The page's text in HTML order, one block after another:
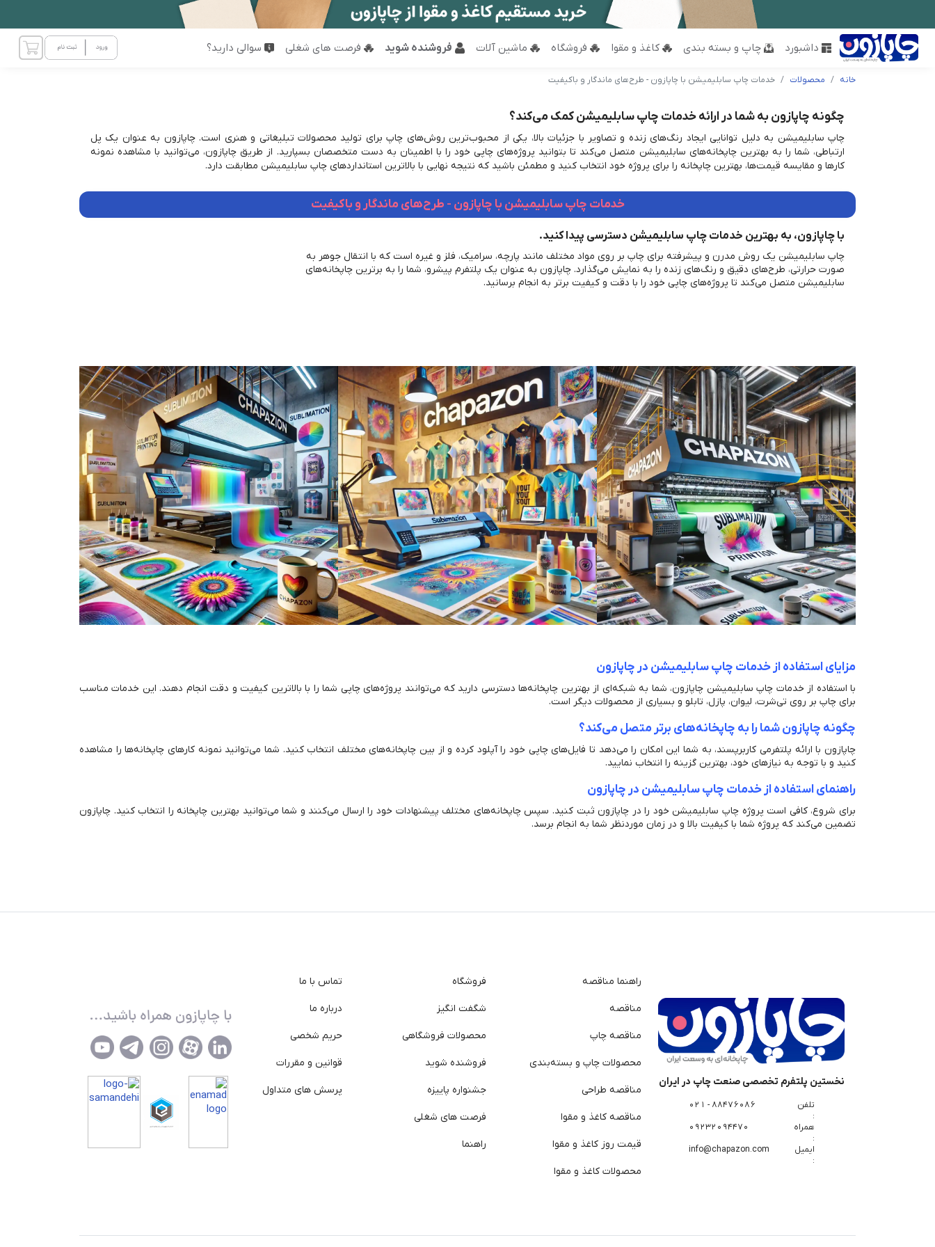
داشبورد چاپ و بسته بندی کاغذ و مقوا فروشگاه ماشین آلات فروشنده شوید فرصت های شغلی سوالی دارید؟
خانه محصولات خدمات چاپ سابلیمیشن با چاپازون - طرح‌های ماندگار و باکیفیت
چگونه چاپازون به شما در ارائه خدمات چاپ سابلیمیشن کمک می‌کند؟
چاپ سابلیمیشن به دلیل توانایی ایجاد رنگ‌های زنده و تصاویر با جزئیات بالا، یکی از محبوب‌ترین روش‌های چاپ برای تولید محصولات تبلیغاتی و هنری است. چاپازون به عنوان یک پل
ارتباطی، شما را به بهترین چاپخانه‌های سابلیمیشن متصل می‌کند تا بتوانید پروژه‌های چاپی خود را با اطمینان به دست متخصصان بسپارید. از طریق چاپازون، می‌توانید با مشاهده نمونه
کارها و مقایسه قیمت‌ها، بهترین چاپخانه را برای پروژه خود انتخاب کنید و مطمئن باشید که نتیجه نهایی با بالاترین استانداردهای چاپ سابلیمیشن مطابقت دارد.
خدمات چاپ سابلیمیشن با چاپازون - طرح‌های ماندگار و باکیفیت
با چاپازون، به بهترین خدمات چاپ سابلیمیشن دسترسی پیدا کنید.
چاپ سابلیمیشن یک روش مدرن و پیشرفته برای چاپ بر روی مواد مختلف مانند پارچه، سرامیک، فلز و غیره است که با انتقال جوهر به
صورت حرارتی، طرح‌های دقیق و رنگ‌های زنده را به نمایش می‌گذارد. چاپازون به عنوان یک پلتفرم پیشرو، شما را به برترین چاپخانه‌های
سابلیمیشن متصل می‌کند تا پروژه‌های چاپی خود را با دقت و کیفیت برتر به انجام برسانید.
مزایای استفاده از خدمات چاپ سابلیمیشن در چاپازون
با استفاده از خدمات چاپ سابلیمیشن چاپازون، شما به شبکه‌ای از بهترین چاپخانه‌ها دسترسی دارید که می‌توانند پروژه‌های چاپی شما را با بالاترین کیفیت و دقت انجام دهند. این خدمات مناسب
برای چاپ بر روی تی‌شرت، لیوان، پازل، تابلو و بسیاری از محصولات دیگر است.
چگونه چاپازون شما را به چاپخانه‌های برتر متصل می‌کند؟
چاپازون با ارائه پلتفرمی کاربرپسند، به شما این امکان را می‌دهد تا فایل‌های چاپی خود را آپلود کرده و از بین چاپخانه‌های مختلف انتخاب کنید. شما می‌توانید نمونه کارهای چاپخانه‌ها را مشاهده
کنید و با توجه به نیازهای خود، بهترین گزینه را انتخاب نمایید.
راهنمای استفاده از خدمات چاپ سابلیمیشن در چاپازون
برای شروع، کافی است پروژه چاپ سابلیمیشن خود را در چاپازون ثبت کنید. سپس چاپخانه‌های مختلف پیشنهادات خود را ارسال می‌کنند و شما می‌توانید بهترین چاپخانه را انتخاب کنید. چاپازون
تضمین می‌کند که پروژه شما با کیفیت بالا و در زمان موردنظر شما به انجام برسد.
نخستین پلتفرم تخصصی صنعت چاپ در ایران
تلفن
:
88476086 - 021
همراه
:
09232094470
ایمیل
:
info@chapazon.com
راهنما مناقصه
مناقصه
مناقصه چاپ
محصولات چاپ و بسته‌بندی
مناقصه طراحی
مناقصه کاغذ و مقوا
قیمت روز کاغذ و مقوا
محصولات کاغذ و مقوا
فروشگاه
شگفت انگیز
محصولات فروشگاهی
فروشنده شوید
جشنواره پاییزه
فرصت های شغلی
راهنما
تماس با ما
درباره ما
حریم شخصی
قوانین و مقررات
پرسش های متداول